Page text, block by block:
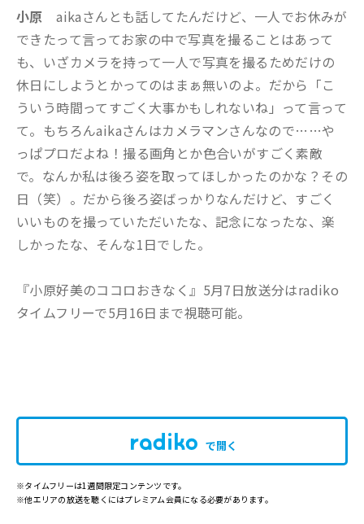
小原 aikaさんとも話してたんだけど、一人でお休みが
できたって言ってお家の中で写真を撮ることはあって
も、いざカメラを持って一人で写真を撮るためだけの
休日にしようとかってのはまぁ無いのよ。だから「こ
ういう時間ってすごく大事かもしれないね」って言って
て。もちろんaikaさんはカメラマンさんなので……や
っぱプロだよね！撮る画角とか色合いがすごく素敵
で。なんか私は後ろ姿を取ってほしかったのかな？その
日（笑）。だから後ろ姿ばっかりなんだけど、すごく
いいものを撮っていただいたな、記念になったな、楽
しかったな、そんな1日でした。
『小原好美のココロおきなく』5月7日放送分はradiko
タイムフリーで5月16日まで視聴可能。
で開く
※タイムフリーは1週間限定コンテンツです。
※他エリアの放送を聴くにはプレミアム会員になる必要があります。